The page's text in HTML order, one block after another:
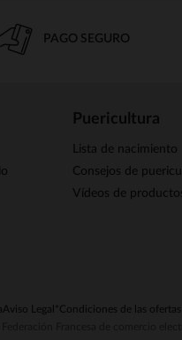
PAGO SEGURO
Puericultura
Lista de nacimiento
Consejos de
Vídeos de
Aviso Legal *Condiciones de las